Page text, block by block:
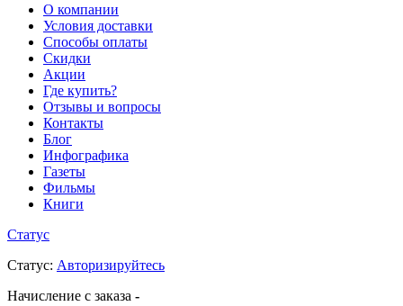
О компании
Условия доставки
Способы оплаты
Скидки
Акции
Где купить?
Отзывы и вопросы
Контакты
Блог
Инфографика
Газеты
Фильмы
Книги
Статус
Статус: Авторизируйтесь
Начисление с заказа -